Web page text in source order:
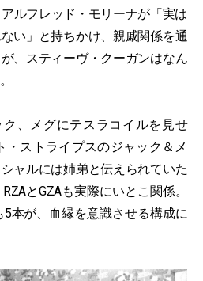
ルフレッド・モリーナが「実は
い」と持ちかけ、親戚関係を通
、スティーヴ・クーガンはなん
、メグにテスラコイルを見せ
・ストライプスのジャック＆メ
ャルには姉弟と伝えられていた
とGZAも実際にいとこ関係。
本が、血縁を意識させる構成に